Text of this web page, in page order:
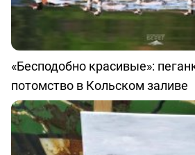
«Бесподобно красивые»:
потомство в Кольском заливе